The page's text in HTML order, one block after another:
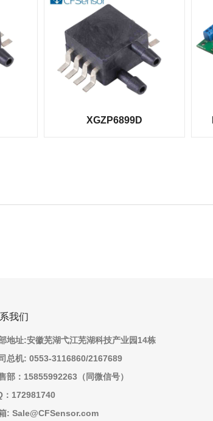
XGZP6899D
我们
地址:安徽芜湖弋江芜湖科技产业园14栋
总机: 0553-3116860/2167689
部：15855992263（同微信号）
：172981740
: Sale@CFSensor.com